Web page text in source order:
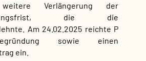
Verlängerung der
die die
Am 24.02.2025 reichte P
sowie einen
ein.